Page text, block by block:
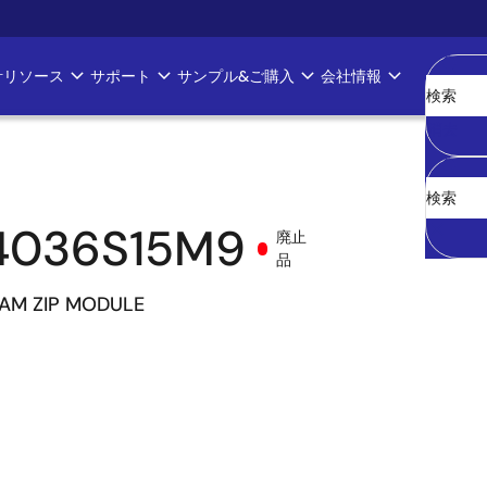
ソース サポート サンプル&ご購入 会社情報
消去
廃止
品
ZIP MODULE